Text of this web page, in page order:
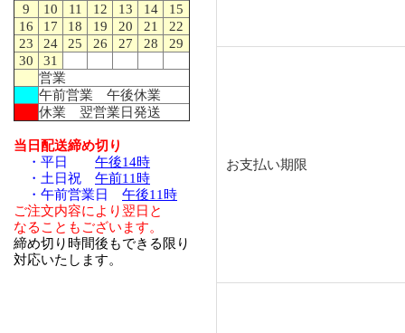
9
10 11 12 13 14
15
16
17 18 19 20 21
22
23
24 25 26 27 28
29
30
31
営業
午前営業 午後休業
休業 翌営業日発送
当日配送締め切り
・平日 午後14時
・土日祝 午前11時
・午前営業日 午後11時
ご注文内容により翌日と
なることもございます。
締め切り時間後もできる限り
対応いたします。
お支払い期限